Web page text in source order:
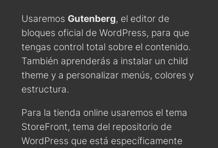
Usaremos Gutenberg, el editor de
bloques oficial de WordPress, para que
tengas control total sobre el contenido.
También aprenderás a instalar un child
theme y a personalizar menús, colores y
estructura.
Para la tienda online usaremos el tema
StoreFront, tema del repositorio de
WordPress que está específicamente